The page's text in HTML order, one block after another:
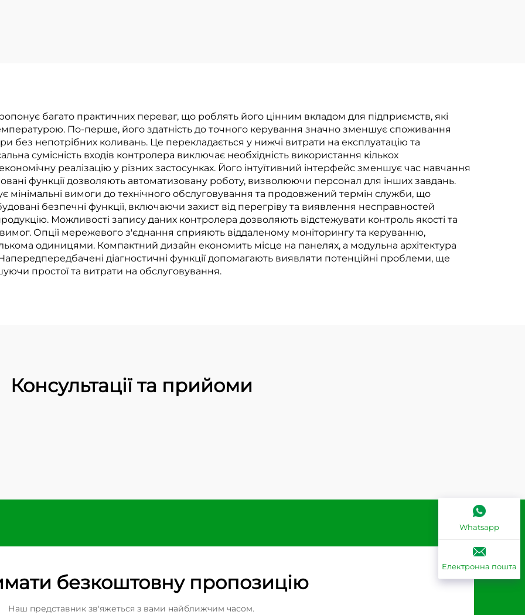
багато практичних переваг, що роблять його цінним вкладом для підприємств, які
По-перше, його здатність до точного керування значно зменшує споживання
без непотрібних коливань. Це перекладається у нижчі витрати на експлуатацію та
сумісність входів контролера виключає необхідність використання кількох
реалізацію у різних застосунках. Його інтуїтивний інтерфейс зменшує час навчання
функції дозволяють автоматизовану роботу, визволюючи персонал для інших завдань.
вимоги до технічного обслуговування та продовжений термін служби, що
безпечні функції, включаючи захист від перегріву та виявлення несправностей
Можливості запису даних контролера дозволяють відстежувати контроль якості та
Опції мережевого з'єднання сприяють віддаленому моніторингу та керуванню,
одиницями. Компактний дизайн економить місце на панелях, а модульна архітектура
діагностичні функції допомагають виявляти потенційні проблеми, ще
простої та витрати на обслуговування.
Консультації та прийоми
безкоштовну пропозицію
Наш представник зв'яжеться з вами найближчим часом.
Whatsapp
Електронна пошта